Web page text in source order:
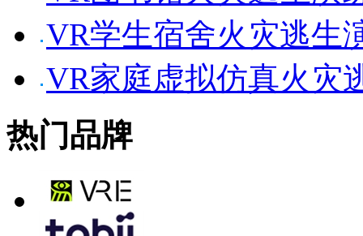
VR学生宿舍火灾逃生
VR家庭虚拟仿真火灾
热门品牌